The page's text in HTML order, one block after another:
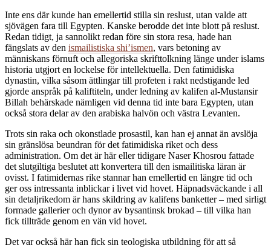
Inte ens där kunde han emellertid stilla sin reslust, utan valde att
sjövägen fara till Egypten. Kanske berodde det inte blott på reslust.
Redan tidigt, ja sannolikt redan före sin stora resa, hade han
fängslats av den ismailistiska shi’ismen, vars betoning av
människans förnuft och allegoriska skrifttolkning länge under islams
historia utgjort en lockelse för intellektuella. Den fatimidiska
dynastin, vilka såsom ättlingar till profeten i rakt nedstigande led
gjorde anspråk på kaliftiteln, under ledning av kalifen al-Mustansir
Billah behärskade nämligen vid denna tid inte bara Egypten, utan
också stora delar av den arabiska halvön och västra Levanten.
Trots sin raka och okonstlade prosastil, kan han ej annat än avslöja
sin gränslösa beundran för det fatimidiska riket och dess
administration. Om det är här eller tidigare Naser Khosrou fattade
det slutgiltiga beslutet att konvertera till den ismailitiska läran är
ovisst. I fatimidernas rike stannar han emellertid en längre tid och
ger oss intressanta inblickar i livet vid hovet. Häpnadsväckande i all
sin detaljrikedom är hans skildring av kalifens banketter – med sirligt
formade gallerier och dynor av bysantinsk brokad – till vilka han
fick tillträde genom en vän vid hovet.
Det var också här han fick sin teologiska utbildning för att så